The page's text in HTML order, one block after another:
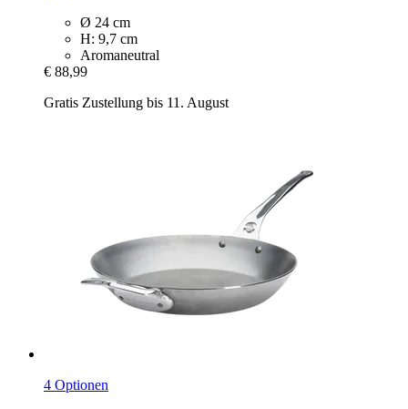
Ø 24 cm
H: 9,7 cm
Aromaneutral
€ 88,99
Gratis Zustellung bis 11. August
4 Optionen